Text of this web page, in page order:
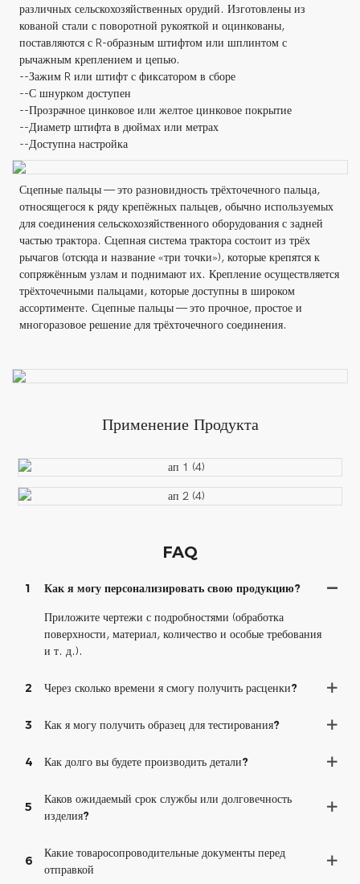
различных сельскохозяйственных орудий. Изготовлены из
кованой стали с поворотной рукояткой и оцинкованы,
поставляются с R-образным штифтом или шплинтом с
рычажным креплением и цепью.
--Зажим R или штифт с фиксатором в сборе
--С шнурком доступен
--Прозрачное цинковое или желтое цинковое покрытие
--Диаметр штифта в дюймах или метрах
--Доступна настройка
Сцепные пальцы — это разновидность трёхточечного пальца,
относящегося к ряду крепёжных пальцев, обычно используемых
для соединения сельскохозяйственного оборудования с задней
частью трактора. Сцепная система трактора состоит из трёх
рычагов (отсюда и название «три точки»), которые крепятся к
сопряжённым узлам и поднимают их. Крепление осуществляется
трёхточечными пальцами, которые доступны в широком
ассортименте. Сцепные пальцы — это прочное, простое и
многоразовое решение для трёхточечного соединения.
Применение Продукта
FAQ
1 Как я могу персонализировать свою продукцию?
Приложите чертежи с подробностями (обработка
поверхности, материал, количество и особые требования
и т. д.).
2 Через сколько времени я смогу получить расценки?
3 Как я могу получить образец для тестирования?
4 Как долго вы будете производить детали?
5
Каков ожидаемый срок службы или долговечность
изделия?
6
Какие товаросопроводительные документы перед
отправкой